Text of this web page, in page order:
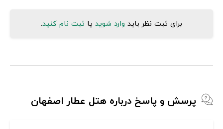
برای ثبت نظر باید وارد شوید یا ثبت نام کنید.
پرسش و پاسخ درباره هتل عطار اصفهان